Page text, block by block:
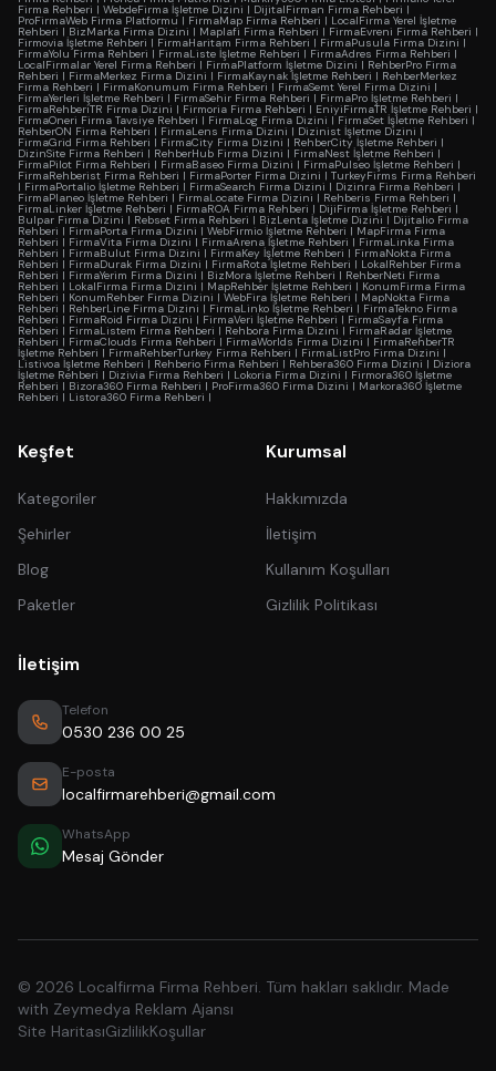
Firma Rehberi | WebdeFirma İşletme Dizini | DijitalFirman Firma Rehberi |
ProFirmaWeb Firma Platformu | FirmaMap Firma Rehberi | LocalFirma Yerel İşletme
Rehberi | BizMarka Firma Dizini | Maplafi Firma Rehberi | FirmaEvreni Firma Rehberi |
Firmovia İşletme Rehberi | FirmaHaritam Firma Rehberi | FirmaPusula Firma Dizini |
FirmaYolu Firma Rehberi | FirmaListe İşletme Rehberi | FirmaAdres Firma Rehberi |
LocalFirmalar Yerel Firma Rehberi | FirmaPlatform İşletme Dizini | RehberPro Firma
Rehberi | FirmaMerkez Firma Dizini | FirmaKaynak İşletme Rehberi | RehberMerkez
Firma Rehberi | FirmaKonumum Firma Rehberi | FirmaSemt Yerel Firma Dizini |
FirmaYerleri İşletme Rehberi | FirmaSehir Firma Rehberi | FirmaPro İşletme Rehberi |
FirmaRehberiTR Firma Dizini | Firmoria Firma Rehberi | EniyiFirmaTR İşletme Rehberi |
FirmaOneri Firma Tavsiye Rehberi | FirmaLog Firma Dizini |FirmaSet İşletme Rehberi |
RehberON Firma Rehberi | FirmaLens Firma Dizini | Dizinist İşletme Dizini |
FirmaGrid Firma Rehberi | FirmaCity Firma Dizini | RehberCity İşletme Rehberi |
DizinSite Firma Rehberi | RehberHub Firma Dizini | FirmaNest İşletme Rehberi |
FirmaPilot Firma Rehberi | FirmaBaseo Firma Dizini | FirmaPulseo İşletme Rehberi |
FirmaRehberist Firma Rehberi | FirmaPorter Firma Dizini | TurkeyFirms Firma Rehberi
| FirmaPortalio İşletme Rehberi | FirmaSearch Firma Dizini | Dizinra Firma Rehberi |
FirmaPlaneo İşletme Rehberi | FirmaLocate Firma Dizini | Rehberis Firma Rehberi |
FirmaLinker İşletme Rehberi | FirmaROA Firma Rehberi | DijiFirma İşletme Rehberi |
Bulpar Firma Dizini | Rebset Firma Rehberi | BizLenta İşletme Dizini | Dijitalio Firma
Rehberi | FirmaPorta Firma Dizini | WebFirmio İşletme Rehberi | MapFirma Firma
Rehberi | FirmaVita Firma Dizini | FirmaArena İşletme Rehberi | FirmaLinka Firma
Rehberi | FirmaBulut Firma Dizini | FirmaKey İşletme Rehberi | FirmaNokta Firma
Rehberi | FirmaDurak Firma Dizini | FirmaRota İşletme Rehberi | LokalRehber Firma
Rehberi | FirmaYerim Firma Dizini | BizMora İşletme Rehberi | RehberNeti Firma
Rehberi | LokalFirma Firma Dizini | MapRehber İşletme Rehberi | KonumFirma Firma
Rehberi | KonumRehber Firma Dizini | WebFira İşletme Rehberi | MapNokta Firma
Rehberi | RehberLine Firma Dizini | FirmaLinko İşletme Rehberi | FirmaTekno Firma
Rehberi | FirmaRoid Firma Dizini | FirmaVeri İşletme Rehberi | FirmaSayfa Firma
Rehberi | FirmaListem Firma Rehberi | Rehbora Firma Dizini | FirmaRadar İşletme
Rehberi | FirmaClouds Firma Rehberi | FirmaWorlds Firma Dizini | FirmaRehberTR
İşletme Rehberi | FirmaRehberTurkey Firma Rehberi | FirmaListPro Firma Dizini |
Listivoa İşletme Rehberi | Rehberio Firma Rehberi | Rehbera360 Firma Dizini | Diziora
İşletme Rehberi | Dizivia Firma Rehberi | Lokoria Firma Dizini | Firmora360 İşletme
Rehberi | Bizora360 Firma Rehberi | ProFirma360 Firma Dizini | Markora360 İşletme
Rehberi | Listora360 Firma Rehberi |
Keşfet
Kategoriler
Şehirler
Blog
Paketler
Kurumsal
Hakkımızda
İletişim
Kullanım Koşulları
Gizlilik Politikası
İletişim
Telefon
0530 236 00 25
E-posta
localfirmarehberi@gmail.com
WhatsApp
Mesaj Gönder
© 2026 Localfirma Firma Rehberi. Tüm hakları saklıdır. Made
with Zeymedya Reklam Ajansı
Site HaritasıGizlilikKoşullar